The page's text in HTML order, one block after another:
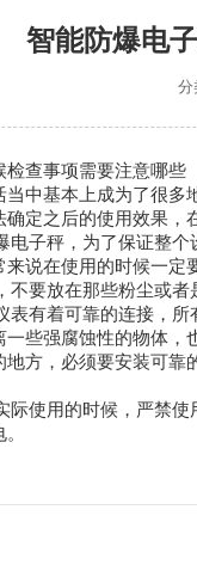
智能防爆电
分
查事项需要注意哪些
中基本上成为了很
定之后的使用效果，
电子秤，为了保证整
说在使用的时候一定
要放在那些粉尘或
表有着可靠的连接，
些强腐蚀性的物体
方，必须要安装可
际使用的时候，严禁